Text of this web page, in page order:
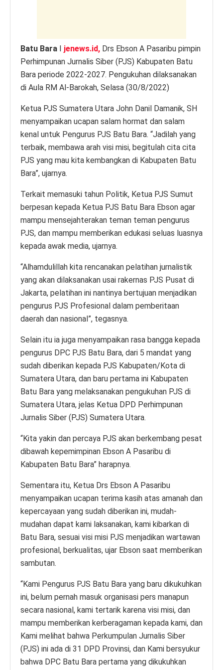
Batu Bara I jenews.id, Drs Ebson A Pasaribu pimpin
Perhimpunan Jurnalis Siber (PJS) Kabupaten Batu
Bara periode 2022-2027. Pengukuhan dilaksanakan
di Aula RM Al-Barokah, Selasa (30/8/2022)
Ketua PJS Sumatera Utara John Danil Damanik, SH
menyampaikan ucapan salam hormat dan salam
kenal untuk Pengurus PJS Batu Bara. “Jadilah yang
terbaik, membawa arah visi misi, begitulah cita cita
PJS yang mau kita kembangkan di Kabupaten Batu
Bara”, ujarnya.
Terkait memasuki tahun Politik, Ketua PJS Sumut
berpesan kepada Ketua PJS Batu Bara Ebson agar
mampu mensejahterakan teman teman pengurus
PJS, dan mampu memberikan edukasi seluas luasnya
kepada awak media, ujarnya.
“Alhamdulillah kita rencanakan pelatihan jurnalistik
yang akan dilaksanakan usai rakernas PJS Pusat di
Jakarta, pelatihan ini nantinya bertujuan menjadikan
pengurus PJS Profesional dalam pemberitaan
daerah dan nasional”, tegasnya.
Selain itu ia juga menyampaikan rasa bangga kepada
pengurus DPC PJS Batu Bara, dari 5 mandat yang
sudah diberikan kepada PJS Kabupaten/Kota di
Sumatera Utara, dan baru pertama ini Kabupaten
Batu Bara yang melaksanakan pengukuhan PJS di
Sumatera Utara, jelas Ketua DPD Perhimpunan
Jurnalis Siber (PJS) Sumatera Utara.
“Kita yakin dan percaya PJS akan berkembang pesat
dibawah kepemimpinan Ebson A Pasaribu di
Kabupaten Batu Bara” harapnya.
Sementara itu, Ketua Drs Ebson A Pasaribu
menyampaikan ucapan terima kasih atas amanah dan
kepercayaan yang sudah diberikan ini, mudah-
mudahan dapat kami laksanakan, kami kibarkan di
Batu Bara, sesuai visi misi PJS menjadikan wartawan
profesional, berkualitas, ujar Ebson saat memberikan
sambutan.
“Kami Pengurus PJS Batu Bara yang baru dikukuhkan
ini, belum pernah masuk organisasi pers manapun
secara nasional, kami tertarik karena visi misi, dan
mampu memberikan kerberagaman kepada kami, dan
Kami melihat bahwa Perkumpulan Jurnalis Siber
(PJS) ini ada di 31 DPD Provinsi, dan Kami bersyukur
bahwa DPC Batu Bara pertama yang dikukuhkan